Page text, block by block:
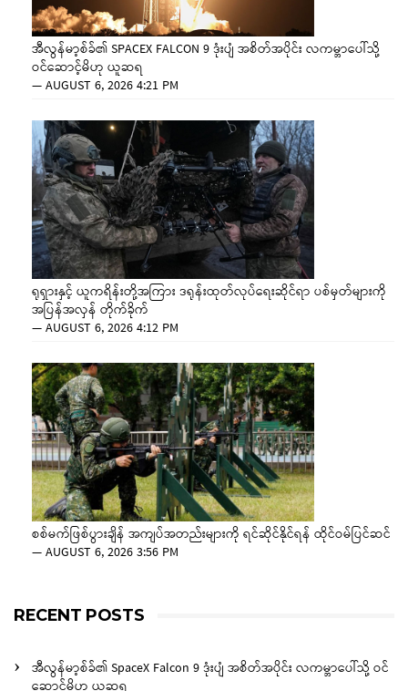
အီလွန်မာ့စ်ခ်၏ SPACEX FALCON 9 ဒုံးပျံ အစိတ်အပိုင်း လကမ္ဘာပေါ်သို့
ဝင်ဆောင့်မိဟု ယူဆရ
—AUGUST 6, 2026 4:21 PM
ရုရှားနှင့် ယူကရိန်းတို့အကြား ဒရုန်းထုတ်လုပ်ရေးဆိုင်ရာ ပစ်မှတ်များကို
အပြန်အလှန် တိုက်ခိုက်
—AUGUST 6, 2026 4:12 PM
စစ်မက်ဖြစ်ပွားချိန် အကျပ်အတည်းများကို ရင်ဆိုင်နိုင်ရန် ထိုင်ဝမ်ပြင်ဆင်
—AUGUST 6, 2026 3:56 PM
RECENT POSTS
အီလွန်မာ့စ်ခ်၏ SpaceX Falcon 9 ဒုံးပျံ အစိတ်အပိုင်း လကမ္ဘာပေါ်သို့ ဝင်